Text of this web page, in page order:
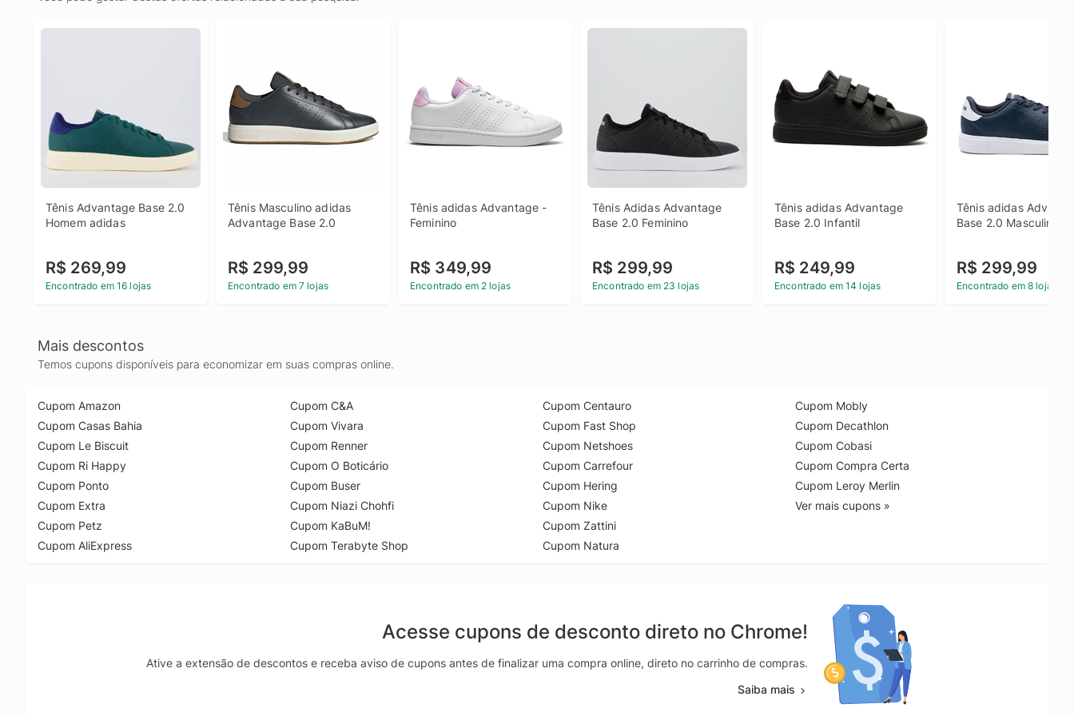
Tênis Advantage Base 2.0
Homem adidas
R$ 269,99
Encontrado em 16 lojas
Tênis Masculino adidas
Advantage Base 2.0
R$ 299,99
Encontrado em 7 lojas
Tênis adidas Advantage -
Feminino
R$ 349,99
Encontrado em 2 lojas
Tênis Adidas Advantage
Base 2.0 Feminino
R$ 299,99
Encontrado em 23 lojas
Tênis adidas Advantage
Base 2.0 Infantil
R$ 249,99
Encontrado em 14 lojas
Tênis adidas
Base 2.0 Masculino
R$ 299,99
Encontrado em 8 lojas
Mais descontos
Temos cupons disponíveis para economizar em suas compras online.
Cupom Amazon
Cupom Casas Bahia
Cupom Le Biscuit
Cupom Ri Happy
Cupom Ponto
Cupom Extra
Cupom Petz
Cupom AliExpress
Cupom C&A
Cupom Vivara
Cupom Renner
Cupom O Boticário
Cupom Buser
Cupom Niazi Chohfi
Cupom KaBuM!
Cupom Terabyte Shop
Cupom Centauro
Cupom Fast Shop
Cupom Netshoes
Cupom Carrefour
Cupom Hering
Cupom Nike
Cupom Zattini
Cupom Natura
Cupom Mobly
Cupom Decathlon
Cupom Cobasi
Cupom Compra Certa
Cupom Leroy Merlin
Ver mais cupons »
Acesse cupons de desconto direto no Chrome!
Ative a extensão de descontos e receba aviso de cupons antes de finalizar uma compra online, direto no carrinho de compras.
Saiba mais